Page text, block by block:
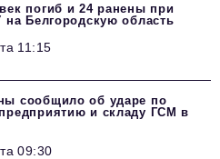
погиб и 24 ранены при
на Белгородскую область
11:15
сообщило об ударе по
и складу ГСМ в
09:30